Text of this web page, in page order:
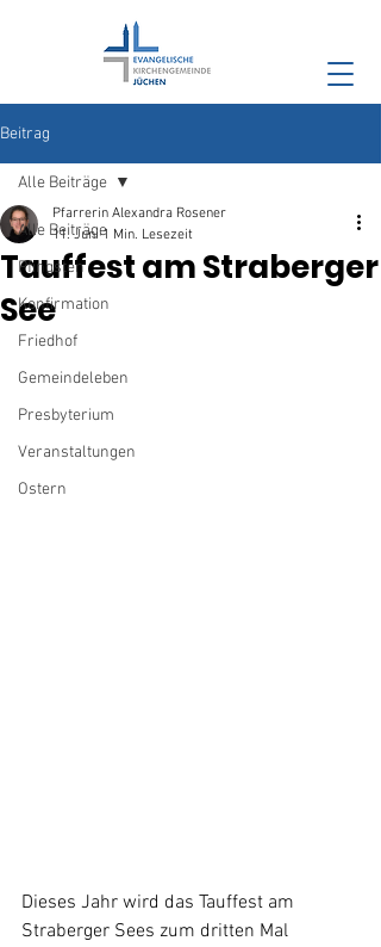
Beitrag
Alle Beiträge
Pfingsten
Konfirmation
Friedhof
Gemeindeleben
Presbyterium
Veranstaltungen
Ostern
Alle Beiträge
Tauffest am Straberger
See
Pfarrerin Alexandra Rosener
11. Juni 1 Min. Lesezeit
Dieses Jahr wird das Tauffest am
Straberger Sees zum dritten Mal